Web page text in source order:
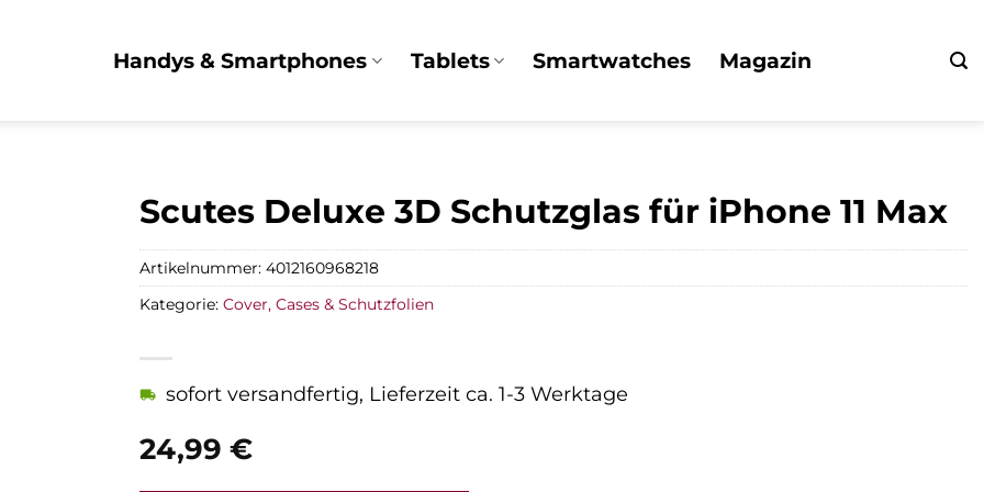
Handys & Smartphones Tablets Smartwatches Magazin
Scutes Deluxe 3D Schutzglas für iPhone 11 Max
24,99 €
sofort versandfertig, Lieferzeit ca. 1-3 Werktage
Artikelnummer: 4012160968218
Kategorie: Cover, Cases & Schutzfolien